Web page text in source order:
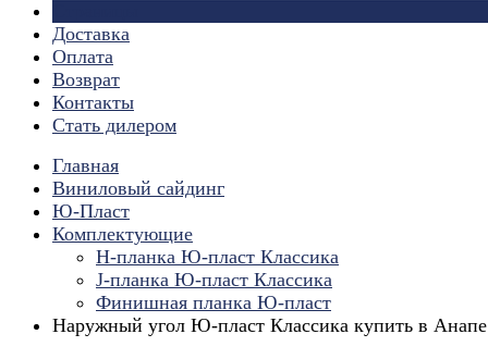
Доставка
Оплата
Возврат
Контакты
Стать дилером
Главная
Виниловый сайдинг
Ю-Пласт
Комплектующие
H-планка Ю-пласт Классика
J-планка Ю-пласт Классика
Финишная планка Ю-пласт
Наружный угол Ю-пласт Классика купить в Анапе